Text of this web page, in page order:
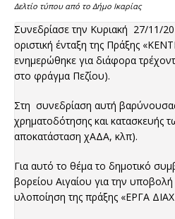
Δελτίο τύπου από το Δήμο Ικαρίας
Συνεδρίασε την Κυριακή 27/11/
οριστική ένταξη της Πράξης
ενημερώθηκε για διάφορα
στο φράγμα Πεζίου).
Στη συνεδρίαση αυτή βαρύνουσας
χρηματοδότησης και
αποκατάσταση χΑΔΑ, κλπ).
Για αυτό το θέμα το δημοτικό
βορείου Αιγαίου για την
υλοποίηση της πράξης «ΕΡΓΑ